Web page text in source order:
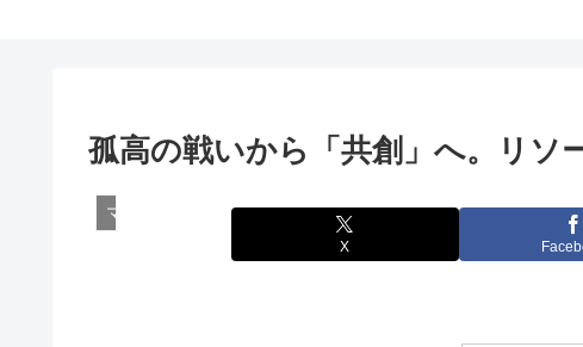
孤高の戦いから「共創」へ。リソ
マーケティング
X